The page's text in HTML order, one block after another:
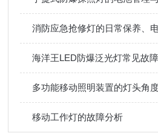
消防应急抢修灯的日常保养、
海洋王LED防爆泛光灯常见故
多功能移动照明装置的灯头角
移动工作灯的故障分析